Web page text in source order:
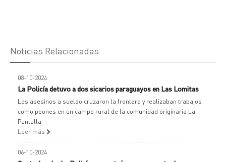
Noticias Relacionadas
08-10-2024
La Policía detuvo a dos sicarios paraguayos en Las Lomitas
Los asesinos a sueldo cruzaron la frontera y realizaban trabajos
como peones en un campo rural de la comunidad originaria La
Pantalla
Leer más
06-10-2024